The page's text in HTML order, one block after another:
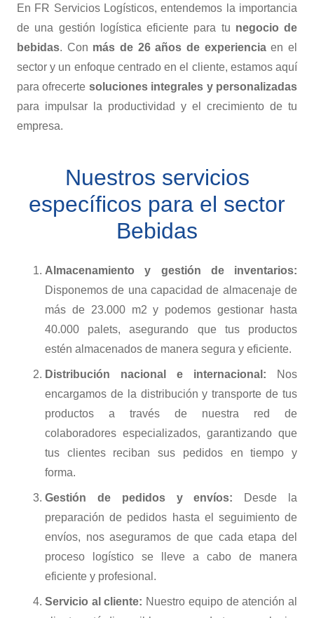
En FR Servicios Logísticos, entendemos la importancia
de una gestión logística eficiente para tu negocio de
bebidas. Con más de 26 años de experienciaen el
sector y un enfoque centrado en el cliente, estamos aquí
para ofrecerte soluciones integrales y personalizadas
para impulsar la productividad y el crecimiento de tu
empresa.
Nuestros servicios
específicos para el sector
Bebidas
Almacenamiento y gestión de inventarios:
Disponemos de una capacidad de almacenaje de
más de 23.000 m2 y podemos gestionar hasta
40.000 palets, asegurando que tus productos
estén almacenados de manera segura y eficiente.
Distribución nacional e internacional: Nos
encargamos de la distribución y transporte de tus
productos a través de nuestra red de
colaboradores especializados, garantizando que
tus clientes reciban sus pedidos en tiempo y
forma.
Gestión de pedidos y envíos: Desde la
preparación de pedidos hasta el seguimiento de
envíos, nos aseguramos de que cada etapa del
proceso logístico se lleve a cabo de manera
eficiente y profesional.
Servicio al cliente: Nuestro equipo de atención al